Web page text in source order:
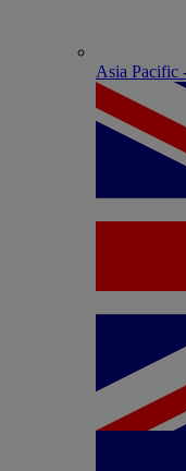
Asia Pacific